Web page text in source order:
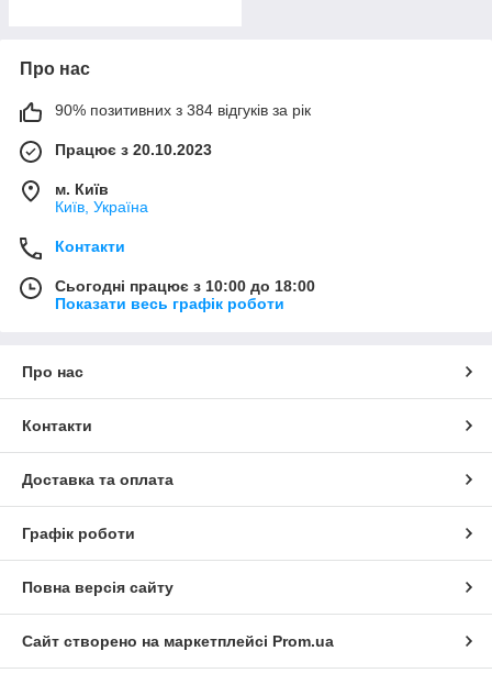
Про нас
90% позитивних з 384 відгуків за рік
Працює з 20.10.2023
м. Київ
Київ, Україна
Контакти
Сьогодні працює з 10:00 до 18:00
Показати весь графік роботи
Про нас
Контакти
Доставка та оплата
Графік роботи
Повна версія сайту
Сайт створено на маркетплейсі Prom.ua